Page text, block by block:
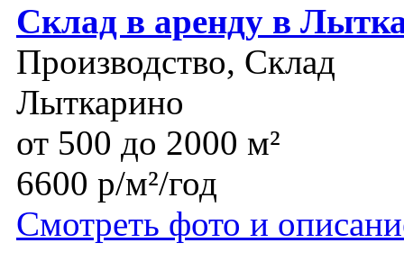
Склад в аренду в
Производство, Склад
Лыткарино
от 500 до 2000 м²
6600 р/м²/год
Смотреть фото и